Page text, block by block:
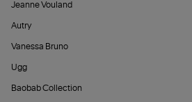
Jeanne Vouland
Autry
Vanessa Bruno
Ugg
Baobab Collection